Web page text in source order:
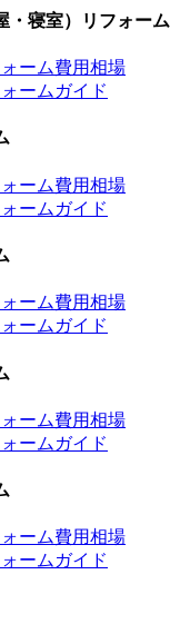
・寝室）リフォーム
ーム費用相場
ームガイド
ーム費用相場
ームガイド
ーム費用相場
ームガイド
ーム費用相場
ームガイド
ーム費用相場
ームガイド